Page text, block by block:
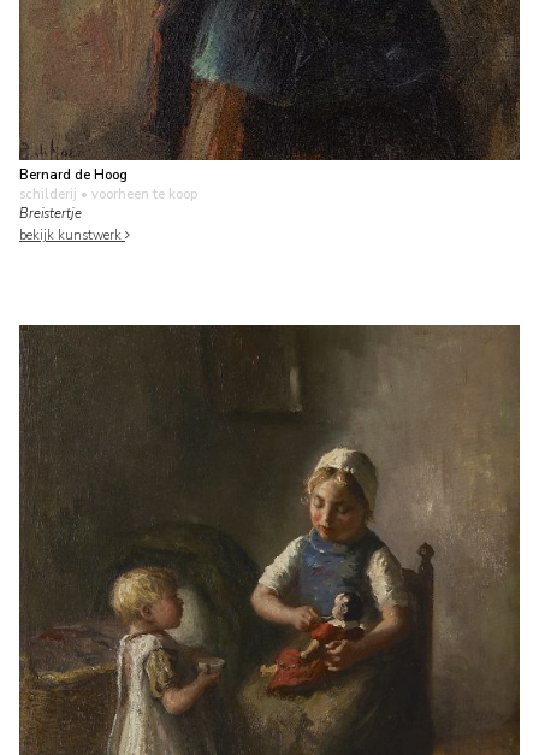
Bernard de Hoog
schilderij • voorheen te koop
Breistertje
bekijk kunstwerk